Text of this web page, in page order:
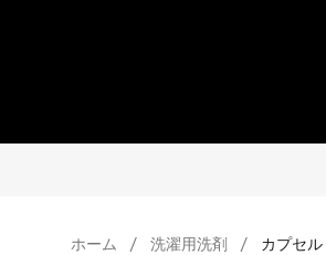
ホーム 洗濯用洗剤 カプセル